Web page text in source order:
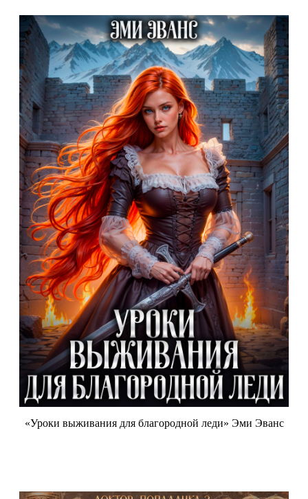
«Уроки выживания для благородной леди» Эми Эванс